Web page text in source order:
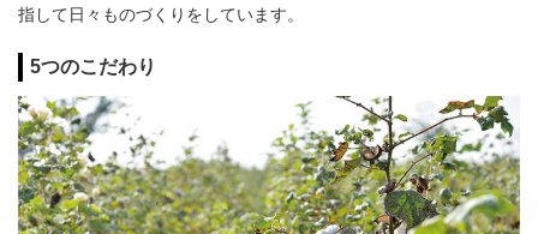
指して日々ものづくりをしています。
5つのこだわり